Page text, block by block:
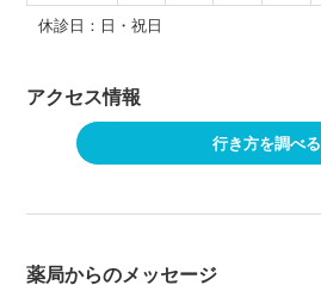
休診日：日・祝日
アクセス情報
行き方を調べる
薬局からのメッセージ